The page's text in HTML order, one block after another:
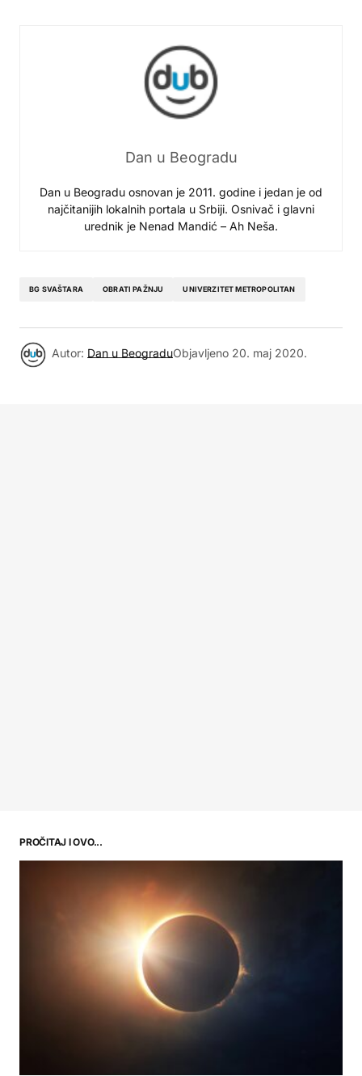
Dan u Beogradu
Dan u Beogradu osnovan je 2011. godine i jedan je od
najčitanijih lokalnih portala u Srbiji. Osnivač i glavni
urednik je Nenad Mandić – Ah Neša.
BG SVAŠTARA OBRATI PAŽNJU UNIVERZITET METROPOLITAN
Autor: Dan u BeograduObjavljeno 20. maj 2020.
PROČITAJ I OVO...